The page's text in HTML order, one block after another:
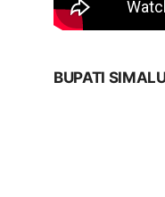
BUPATI